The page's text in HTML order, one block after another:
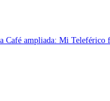
Café ampliada: Mi Teleférico